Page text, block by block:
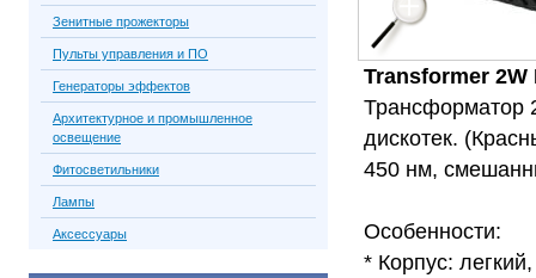
Transformer 2W
Трансформатор
дискотек.
450 нм,
Особенности:
* Корпус:
Зенитные прожекторы
Пульты управления и ПО
Генераторы эффектов
Архитектурное и промышленное
освещение
Фитосветильники
Лампы
Аксессуары